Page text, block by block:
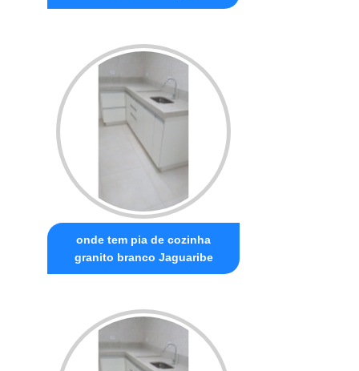
onde tem pia de cozinha
granito branco Jaguaribe